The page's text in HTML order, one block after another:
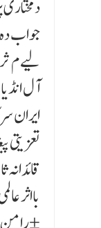
جواب
لیے م
آل
ایران
تعزیتی
بااثر